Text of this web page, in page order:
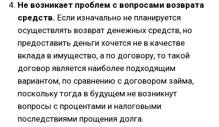
Не возникает проблем с вопросами возврата
средств. Если изначально не планируется
осуществлять возврат денежных средств, но
предоставить деньги хочется не в качестве
вклада в имущество, а по договору, то такой
договор является наиболее подходящим
вариантом, по сравнению с договором займа,
поскольку тогда в будущем не возникнут
вопросы с процентами и налоговыми
последствиями прощения долга.